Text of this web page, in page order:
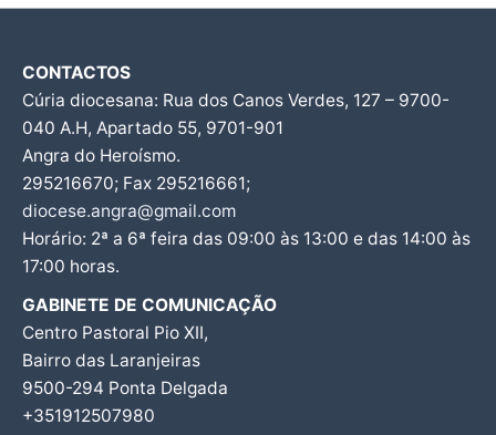
CONTACTOS
Cúria diocesana: Rua dos Canos Verdes, 127 – 9700-
040 A.H, Apartado 55, 9701-901
Angra do Heroísmo.
295216670; Fax 295216661;
diocese.angra@gmail.com
Horário: 2ª a 6ª feira das 09:00 às 13:00 e das 14:00 às
17:00 horas.
GABINETE DE COMUNICAÇÃO
Centro Pastoral Pio XII,
Bairro das Laranjeiras
9500-294 Ponta Delgada
+351912507980